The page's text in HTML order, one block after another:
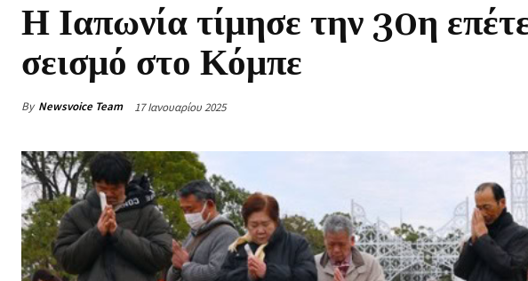
Η Ιαπωνία τίμησε την 30η
σεισμό στο Κόμπε
By Newsvoice Team 17 Ιανουαρίου 2025